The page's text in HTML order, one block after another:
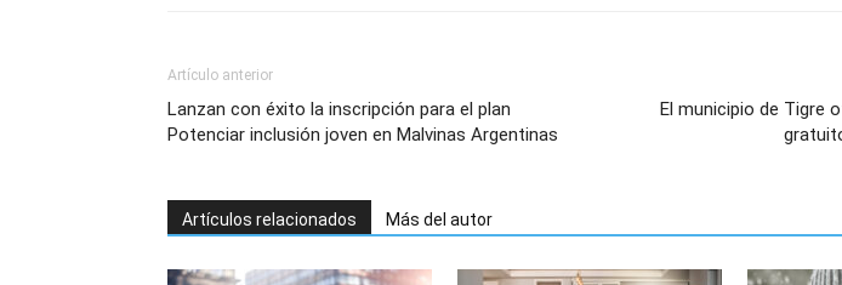
Artículo anterior
Lanzan con éxito la inscripción para el plan
Potenciar inclusión joven en Malvinas Argentinas
El municipio de Tigre
Artículos relacionados Más del autor